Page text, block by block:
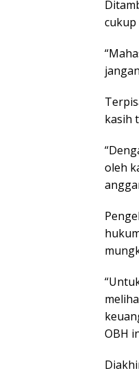
cukup
kasih
oleh
OBH